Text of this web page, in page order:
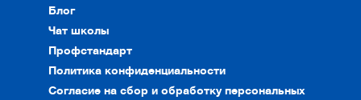
Блог
Чат школы
Профстандарт
Политика конфиденциальности
Согласие на сбор и обработку персональных